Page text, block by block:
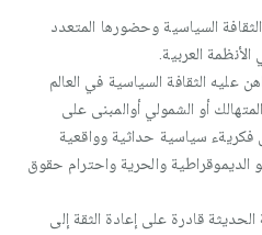
السياسية وحضورها المتعدد
العربية.
عليه الثقافة السياسية في العالم
أو الشمولي أوالمبنى على
فكريةء سياسية حداثية وواقعية
والحرية واحترام حقوق
قادرة على إعادة الثقة إلى